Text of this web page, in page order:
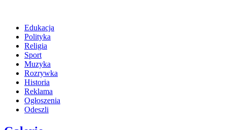
Edukacja
Polityka
Religia
Sport
Muzyka
Rozrywka
Historia
Reklama
Ogłoszenia
Odeszli